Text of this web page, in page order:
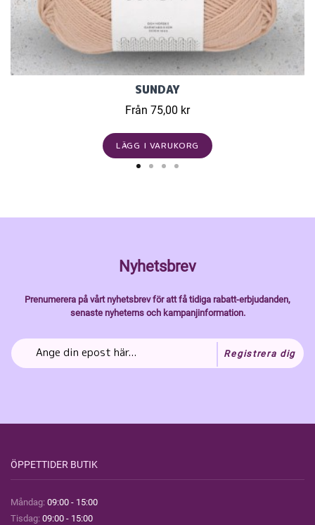
SUNDAY
Från 75,00 kr
LÄGG I VARUKORG
Nyhetsbrev
Prenumerera på vårt nyhetsbrev för att få tidiga rabatt-erbjudanden,
senaste nyheterns och kampanjinformation.
Registrera dig
ÖPPETTIDER BUTIK
Måndag: 09:00 - 15:00
Tisdag: 09:00 - 15:00